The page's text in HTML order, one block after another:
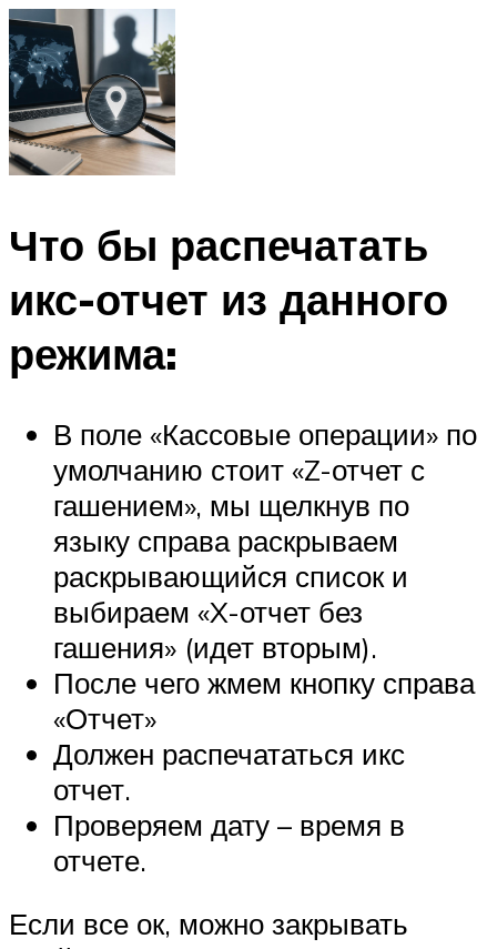
Что бы распечатать
икс-отчет из данного
режима:
В поле «Кассовые операции» по
умолчанию стоит «Z-отчет с
гашением», мы щелкнув по
языку справа раскрываем
раскрывающийся список и
выбираем «X-отчет без
гашения» (идет вторым).
После чего жмем кнопку справа
«Отчет»
Должен распечататься икс
отчет.
Проверяем дату – время в
отчете.
Если все ок, можно закрывать